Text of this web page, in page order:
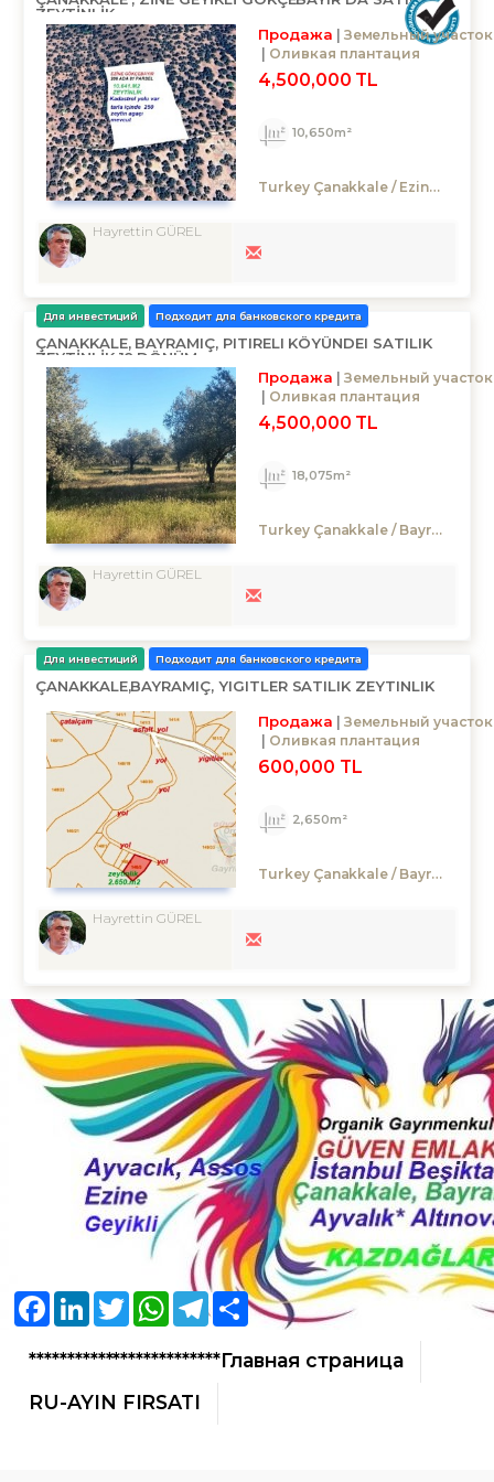
ZEYTİNLİK
Продажа
Земельный участок
Оливкая плантация
4,500,000 TL
10,650m²
Turkey Çanakkale / Ezine/
Hayrettin GÜREL
Для инвестиций Подходит для банковского кредита
ÇANAKKALE, BAYRAMIÇ, PITIRELI KÖYÜNDEI SATILIK
ZEYTİNLİK 18.DÖNÜM
Продажа
Земельный участок
Оливкая плантация
4,500,000 TL
18,075m²
Turkey Çanakkale / Bayramiç
Hayrettin GÜREL
Для инвестиций Подходит для банковского кредита
ÇANAKKALE,BAYRAMIÇ, YIGITLER SATILIK ZEYTINLIK
Продажа
Земельный участок
Оливкая плантация
600,000 TL
2,650m²
Turkey Çanakkale / Bayramiç
Hayrettin GÜREL
*************************Главная страница
RU-AYIN FIRSATI
FacebookLinkedInTwitter WhatsAppTelegramShare